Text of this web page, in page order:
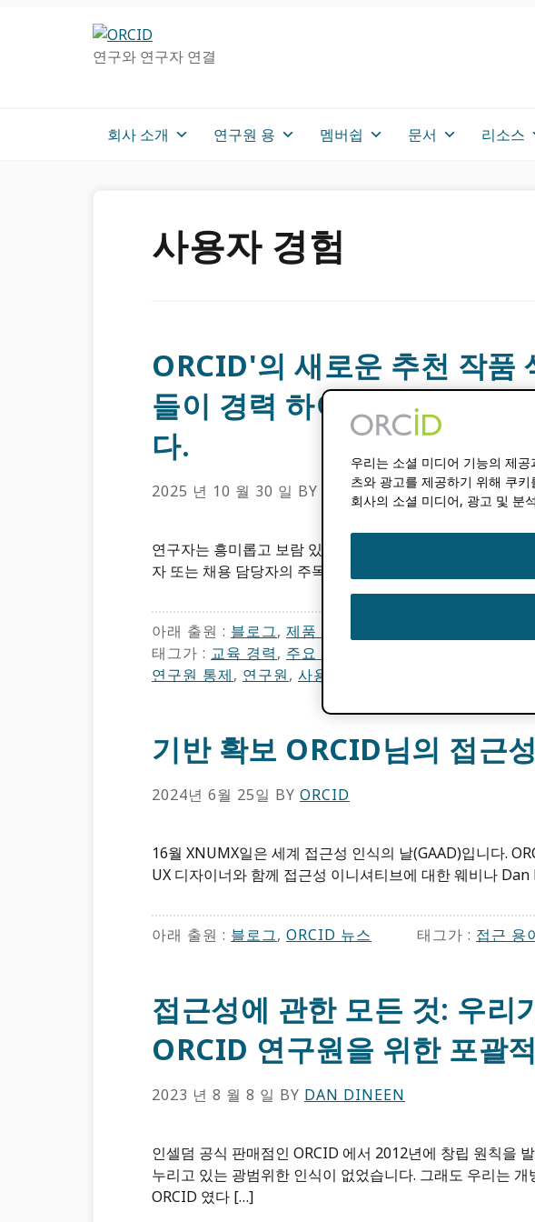
연구와 연구자 연결
회사 소개 연구원 용 멤버쉽 문서 리소스
사용자 경험
ORCID'의 새로운 추천 작품
들이 경력 하이라이트에 주목
다.
2025 년 10 월 30 일 BY ORCID
연구자는 흥미롭고 보람 있는 직업이지만, 학계는 경쟁이 매
자 또는 채용 담당자의 주목을 받으려고 노력할 때 부담이 더
아래 출원 : 블로그, 제품 업데이트
태그가 : 교육 경력, 주요 작품
연구원 통제, 연구원, 사용자 경험
기반 확보 ORCID님의 접근성
2024년 6월 25일 BY ORCID
16월 XNUMX일은 세계 접근성 인식의 날(GAAD)입니다.
UX 디자이너와 함께 접근성 이니셔티브에 대한 웨비나
아래 출원 : 블로그, ORCID ​뉴스 태그가 : 접근 용
접근성에 관한 모든 것: 우리
ORCID 연구원을 위한 포괄
2023 년 8 월 8 일 BY DAN DINEEN
인셀덤 공식 판매점인 ORCID 에서 2012년에 창립 원칙을
누리고 있는 광범위한 인식이 없었습니다. 그래도 우리는 개
ORCID 였다 […]
우리는 소셜 미디어 기능의 제
츠와 광고를 제공하기 위해 쿠
회사의 소셜 미디어, 광고 및 분